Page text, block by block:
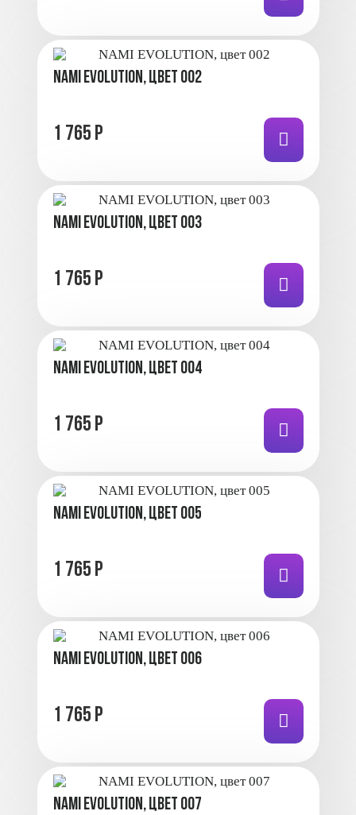
NAMI EVOLUTION, цвет 002
1 765 Р
NAMI EVOLUTION, цвет 003
1 765 Р
NAMI EVOLUTION, цвет 004
1 765 Р
NAMI EVOLUTION, цвет 005
1 765 Р
NAMI EVOLUTION, цвет 006
1 765 Р
NAMI EVOLUTION, цвет 007